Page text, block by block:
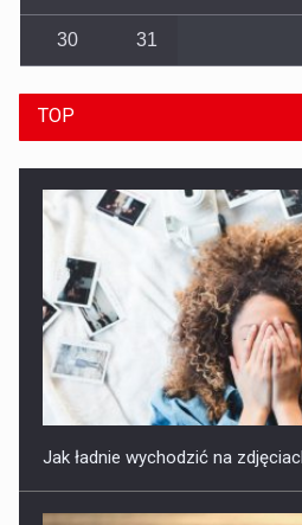
30 31
TOP
Jak ładnie wychodzić na